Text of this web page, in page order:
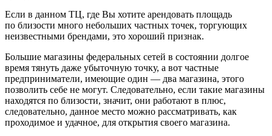
Если в данном ТЦ, где Вы хотите арендовать площадь
по близости много небольших частных точек, торгующих
неизвестными брендами, это хороший признак.
Большие магазины федеральных сетей в состоянии долгое
время тянуть даже убыточную точку, а вот частные
предприниматели, имеющие один — два магазина, этого
позволить себе не могут. Следовательно, если такие магазины
находятся по близости, значит, они работают в плюс,
следовательно, данное место можно рассматривать, как
проходимое и удачное, для открытия своего магазина.